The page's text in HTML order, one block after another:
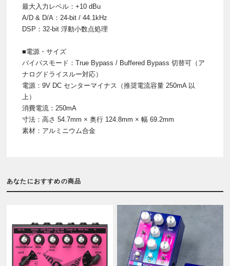
最大入力レベル：+10 dBu
A/D & D/A：24-bit / 44.1kHz
DSP：32-bit 浮動小数点処理
■電源・サイズ
バイパスモード：True Bypass / Buffered Bypass 切替可（ア
ナログドライスルー対応）
電源：9V DC センターマイナス（推奨電流容量 250mA 以
上）
消費電流：250mA
寸法：高さ 54.7mm × 奥行 124.8mm × 幅 69.2mm
素材：アルミニウム合金
あなたにおすすめの商品